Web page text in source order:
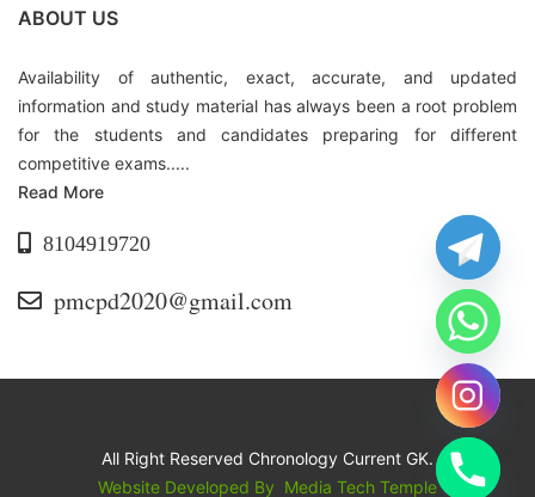
ABOUT US
Availability of authentic, exact, accurate, and updated
information and study material has always been a root problem
for the students and candidates preparing for different
competitive exams.....
Read More
8104919720
pmcpd2020@gmail.com
All Right Reserved Chronology Current GK.
Website Developed By Media Tech Temple